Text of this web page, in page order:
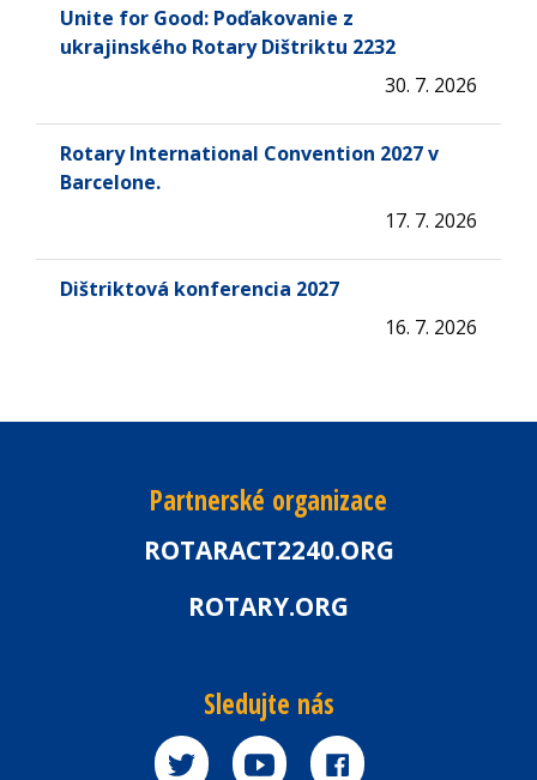
Unite for Good: Poďakovanie z
ukrajinského Rotary Dištriktu 2232
30. 7. 2026
Rotary International Convention 2027 v
Barcelone.
17. 7. 2026
Dištriktová konferencia 2027
16. 7. 2026
Partnerské organizace
ROTARACT2240.ORG
ROTARY.ORG
Sledujte nás